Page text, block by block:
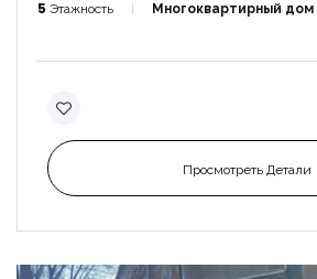
5 Этажность Многоквартирный дом
Просмотреть Детали